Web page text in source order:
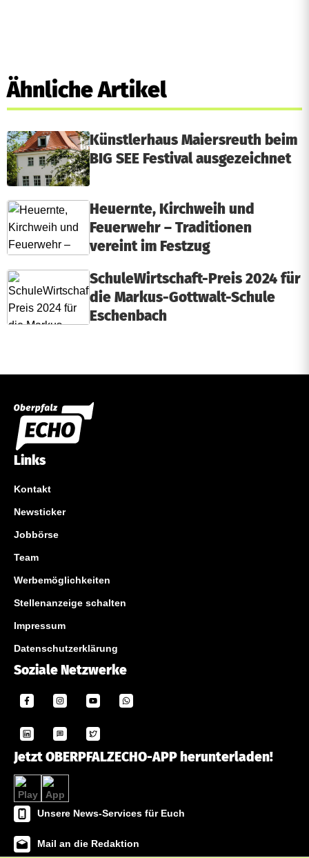
Ähnliche Artikel
Künstlerhaus Maiersreuth beim
BIG SEE Festival ausgezeichnet
Heuernte, Kirchweih und
Feuerwehr – Traditionen
vereint im Festzug
SchuleWirtschaft-Preis 2024 für
die Markus-Gottwalt-Schule
Eschenbach
Links
Kontakt
Newsticker
Jobbörse
Team
Werbemöglichkeiten
Stellenanzeige schalten
Impressum
Datenschutzerklärung
Soziale Netzwerke
Jetzt OBERPFALZECHO-APP herunterladen!
Unsere News-Services für Euch
Mail an die Redaktion